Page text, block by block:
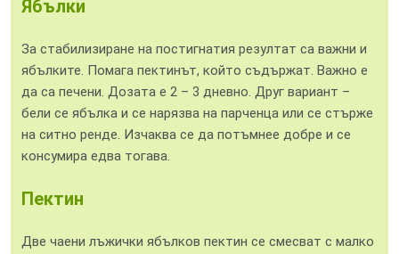
Ябълки
За стабилизиране на постигнатия резултат са важни и
ябълките. Помага пектинът, който съдържат. Важно е
да са печени. Дозата е 2 – 3 дневно. Друг вариант –
бели се ябълка и се нарязва на парченца или се стърже
на ситно ренде. Изчаква се да потъмнее добре и се
консумира едва тогава.
Пектин
Две чаени лъжички ябълков пектин се смесват с малко